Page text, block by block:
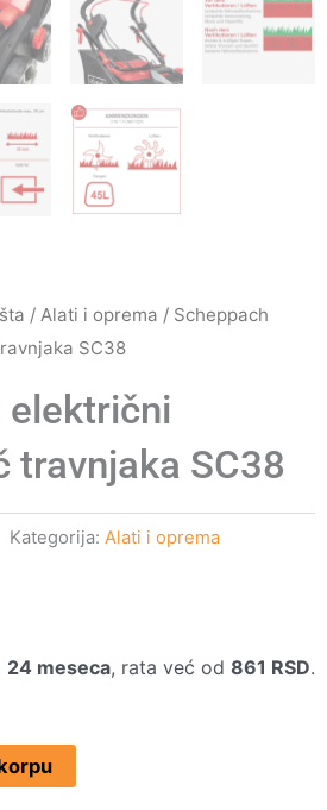
/ Alati i oprema / Scheppach
SC38
električni
travnjaka SC38
Kategorija: Alati i oprema
24 meseca, rata već od 861 RSD.